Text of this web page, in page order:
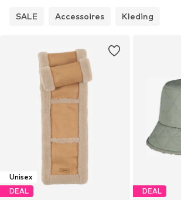
SALE Accessoires Kleding
Unisex
DEAL
DEAL